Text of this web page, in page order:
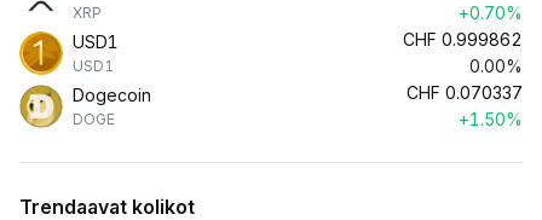
XRP
+0.70%
USD1
USD1
CHF 0.999862
0.00%
Dogecoin
DOGE
CHF 0.070337
+1.50%
Trendaavat kolikot